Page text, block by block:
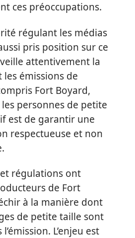
ces préoccupations.
régulant les médias
pris position sur ce
attentivement la
émissions de
Fort Boyard,
personnes de petite
est de garantir une
respectueuse et non
régulations ont
de Fort
à la manière dont
de petite taille sont
L’enjeu est